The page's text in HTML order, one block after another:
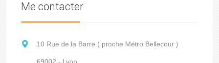
Me contacter
10 Rue de la Barre ( proche Métro Bellecour )